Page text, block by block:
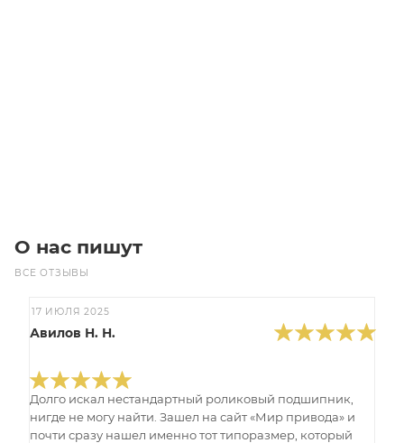
О нас пишут
ВСЕ ОТЗЫВЫ
17 ИЮЛЯ 2025
Авилов Н. Н.
Долго искал нестандартный роликовый подшипник,
нигде не могу найти. Зашел на сайт «Мир привода» и
почти сразу нашел именно тот типоразмер, который